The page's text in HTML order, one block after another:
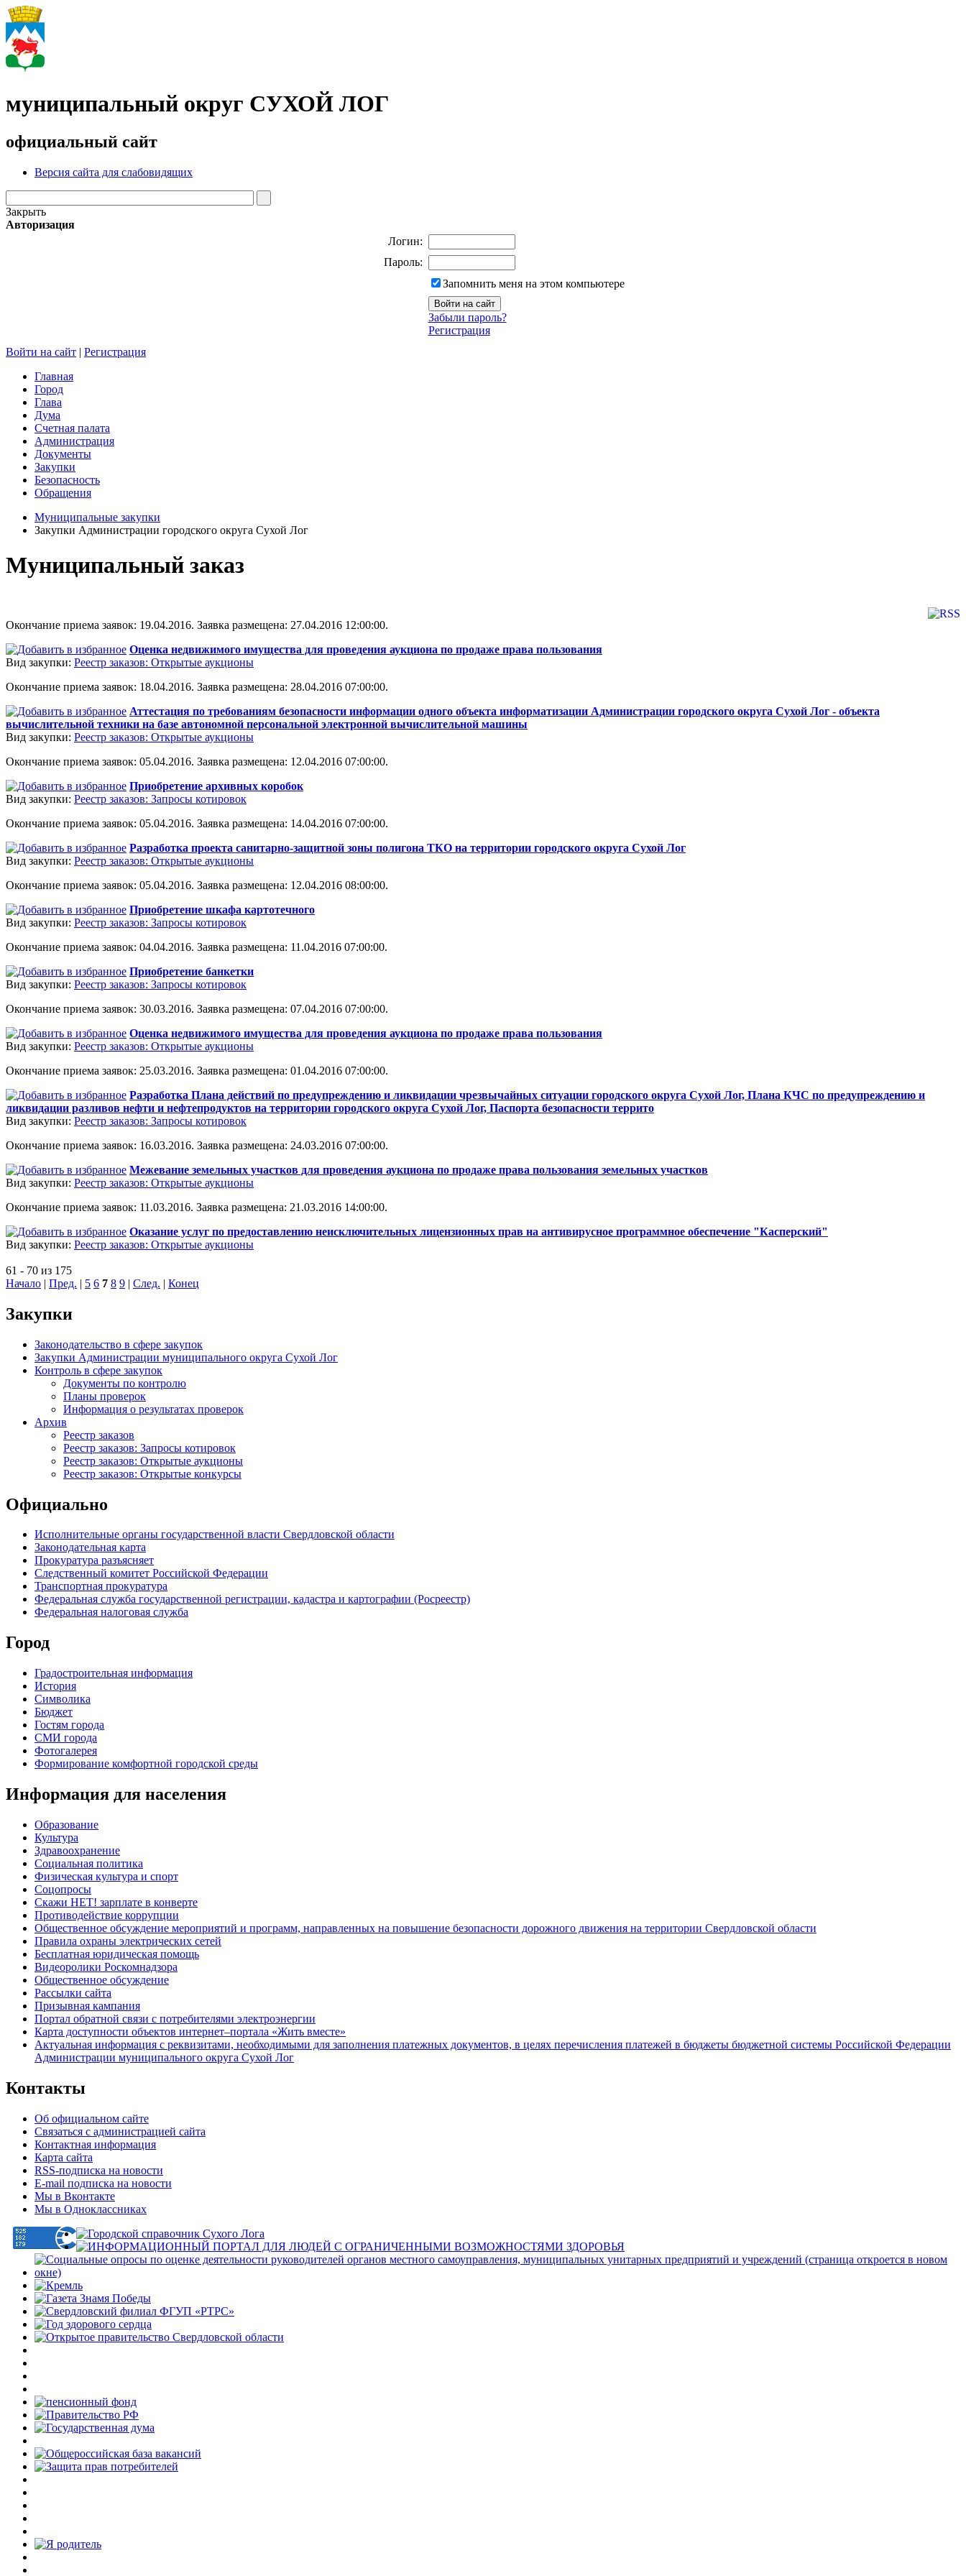
муниципальный округ СУХОЙ ЛОГ
официальный сайт
Версия сайта для слабовидящих
Закрыть
Авторизация
Логин:
Пароль:
Запомнить меня на этом компьютере
Забыли пароль?
Регистрация
Войти на сайт | Регистрация
Главная
Город
Глава
Дума
Счетная палата
Администрация
Документы
Закупки
Безопасность
Обращения
Муниципальные закупки
Закупки Администрации городского округа Сухой Лог
Муниципальный заказ
Окончание приема заявок: 19.04.2016. Заявка размещена: 27.04.2016 12:00:00.
Оценка недвижимого имущества для проведения аукциона по продаже права пользования
Вид закупки: Реестр заказов: Открытые аукционы
Окончание приема заявок: 18.04.2016. Заявка размещена: 28.04.2016 07:00:00.
Аттестация по требованиям безопасности информации одного объекта информатизации Администрации городского округа Сухой Лог - объекта
вычислительной техники на базе автономной персональной электронной вычислительной машины
Вид закупки: Реестр заказов: Открытые аукционы
Окончание приема заявок: 05.04.2016. Заявка размещена: 12.04.2016 07:00:00.
Приобретение архивных коробок
Вид закупки: Реестр заказов: Запросы котировок
Окончание приема заявок: 05.04.2016. Заявка размещена: 14.04.2016 07:00:00.
Разработка проекта санитарно-защитной зоны полигона ТКО на территории городского округа Сухой Лог
Вид закупки: Реестр заказов: Открытые аукционы
Окончание приема заявок: 05.04.2016. Заявка размещена: 12.04.2016 08:00:00.
Приобретение шкафа картотечного
Вид закупки: Реестр заказов: Запросы котировок
Окончание приема заявок: 04.04.2016. Заявка размещена: 11.04.2016 07:00:00.
Приобретение банкетки
Вид закупки: Реестр заказов: Запросы котировок
Окончание приема заявок: 30.03.2016. Заявка размещена: 07.04.2016 07:00:00.
Оценка недвижимого имущества для проведения аукциона по продаже права пользования
Вид закупки: Реестр заказов: Открытые аукционы
Окончание приема заявок: 25.03.2016. Заявка размещена: 01.04.2016 07:00:00.
Разработка Плана действий по предупреждению и ликвидации чрезвычайных ситуации городского округа Сухой Лог, Плана КЧС по предупреждению и
ликвидации разливов нефти и нефтепродуктов на территории городского округа Сухой Лог, Паспорта безопасности террито
Вид закупки: Реестр заказов: Запросы котировок
Окончание приема заявок: 16.03.2016. Заявка размещена: 24.03.2016 07:00:00.
Межевание земельных участков для проведения аукциона по продаже права пользования земельных участков
Вид закупки: Реестр заказов: Открытые аукционы
Окончание приема заявок: 11.03.2016. Заявка размещена: 21.03.2016 14:00:00.
Оказание услуг по предоставлению неисключительных лицензионных прав на антивирусное программное обеспечение "Касперский"
Вид закупки: Реестр заказов: Открытые аукционы
61 - 70 из 175
Начало | Пред. | 5 6 7 8 9 | След. | Конец
Закупки
Законодательство в сфере закупок
Закупки Администрации муниципального округа Сухой Лог
Контроль в сфере закупок
Документы по контролю
Планы проверок
Информация о результатах проверок
Архив
Реестр заказов
Реестр заказов: Запросы котировок
Реестр заказов: Открытые аукционы
Реестр заказов: Открытые конкурсы
Официально
Исполнительные органы государственной власти Свердловской области
Законодательная карта
Прокуратура разъясняет
Следственный комитет Российской Федерации
Транспортная прокуратура
Федеральная служба государственной регистрации, кадастра и картографии (Росреестр)
Федеральная налоговая служба
Город
Градостроительная информация
История
Символика
Бюджет
Гостям города
СМИ города
Фотогалерея
Формирование комфортной городской среды
Информация для населения
Образование
Культура
Здравоохранение
Социальная политика
Физическая культура и спорт
Соцопросы
Скажи НЕТ! зарплате в конверте
Противодействие коррупции
Общественное обсуждение мероприятий и программ, направленных на повышение безопасности дорожного движения на территории Свердловской области
Правила охраны электрических сетей
Бесплатная юридическая помощь
Видеоролики Роскомнадзора
Общественное обсуждение
Рассылки сайта
Призывная кампания
Портал обратной связи с потребителями электроэнергии
Карта доступности объектов интернет–портала «Жить вместе»
Актуальная информация с реквизитами, необходимыми для заполнения платежных документов, в целях перечисления платежей в бюджеты бюджетной системы Российской Федерации
Администрации муниципального округа Сухой Лог
Контакты
Об официальном сайте
Связаться с администрацией сайта
Контактная информация
Карта сайта
RSS-подписка на новости
E-mail подписка на новости
Мы в Вконтакте
Мы в Одноклассниках